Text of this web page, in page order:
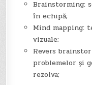
Brainstorming:
în echipă;
Mind mapping:
vizuale;
Revers
problemelor și
rezolva;